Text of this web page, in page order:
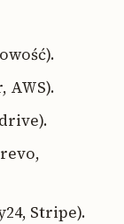
AWS).
Stripe).